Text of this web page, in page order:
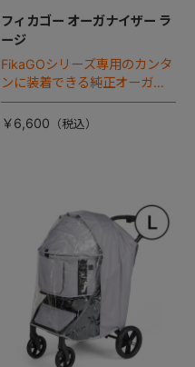
フィカゴー オーガナイザー ラ
ージ
FikaGOシリーズ専用のカンタ
ンに装着できる純正オーガナ
イザー。
￥6,600